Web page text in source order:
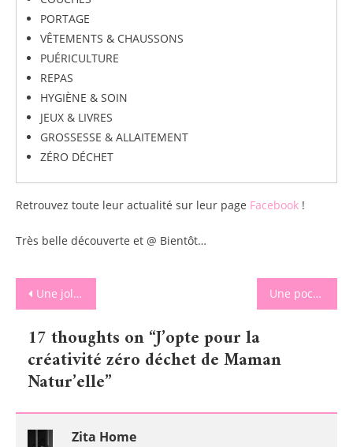
PORTAGE
VÊTEMENTS & CHAUSSONS
PUÉRICULTURE
REPAS
HYGIÈNE & SOIN
JEUX & LIVRES
GROSSESSE & ALLAITEMENT
ZÉRO DÉCHET
Retrouvez toute leur actualité sur leur page Facebook !
Très belle découverte et @ Bientôt…
Navigation
de
l’article
Une jolie créatrice pleine de gourmandises Une pochette surprise enfant Instants d’inspiration
17 thoughts on “J’opte pour la
créativité zéro déchet de Maman
Natur’elle”
Zita Home